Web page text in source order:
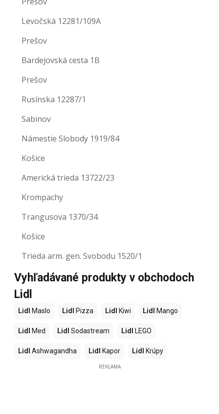
Levočská 12281/109A
Prešov
Bardejovská cesta 1B
Prešov
Rusínska 12287/1
Sabinov
Námestie Slobody 1919/84
Košice
Americká trieda 13722/23
Krompachy
Trangusova 1370/34
Košice
Trieda arm. gen. Svobodu 1520/1
Vyhľadávané produkty v obchodoch
Lidl
Lidl Maslo Lidl Pizza Lidl Kiwi Lidl Mango
Lidl Med Lidl Sodastream Lidl LEGO
Lidl Ashwagandha Lidl Kapor Lidl Krúpy
REKLAMA